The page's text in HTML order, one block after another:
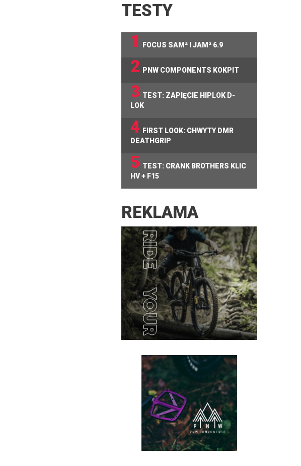
TESTY
1
FOCUS SAM² I JAM² 6.9
2 PNW COMPONENTS KOKPIT
3 TEST: ZAPIĘCIE HIPLOK D-
LOK
4 FIRST LOOK: CHWYTY DMR
DEATHGRIP
5 TEST: CRANK BROTHERS KLIC
HV + F15
REKLAMA